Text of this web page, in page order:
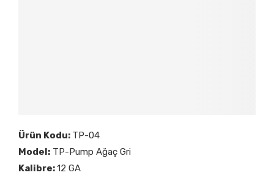
Ürün Kodu: TP-04
Model: TP-Pump Ağaç Gri
Kalibre:12 GA